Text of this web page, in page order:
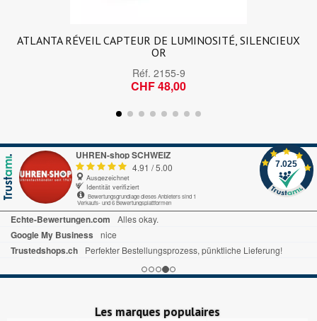
ATLANTA RÉVEIL CAPTEUR DE LUMINOSITÉ, SILENCIEUX
OR
Réf. 2155-9
CHF 48,00
UHREN-shop SCHWEIZ
4.91 /5.00
Ausgezeichnet
Identität verifiziert
Bewertungsgrundlage dieses Anbieters sind 1
Verkaufs- und 6 Bewertungsplattformen
7.025
Echte-Bewertungen.com Alles okay.
Google My Business nice
Trustedshops.ch Perfekter Bestellungsprozess, pünktliche Lieferung!
Les marques populaires